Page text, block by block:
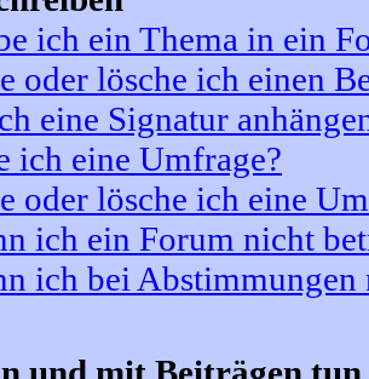
ich ein Thema in ein
oder lösche ich einen
eine Signatur
ich eine Umfrage?
oder lösche ich eine
ich ein Forum nicht
ich bei